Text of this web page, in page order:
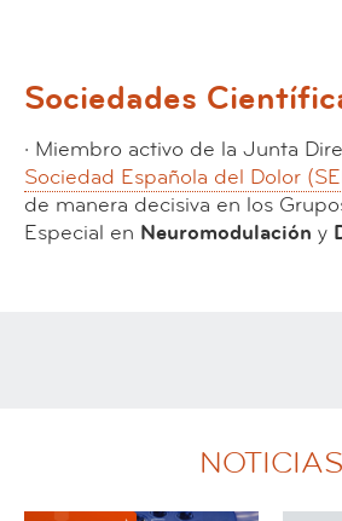
Sociedades
· Miembro activo de la Junta
Sociedad Española del Dolor
de manera decisiva en los
Especial en Neuromodulación y
NOTICIAS